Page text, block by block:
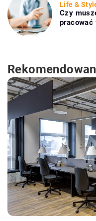
Life &
Czy
pracować